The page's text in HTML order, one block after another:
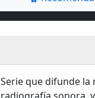
Serie que difunde la